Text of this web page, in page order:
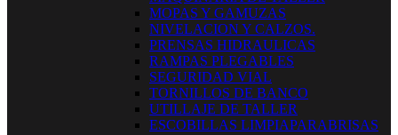
MOPAS Y GAMUZAS
NIVELACION Y CALZOS.
PRENSAS HIDRAULICAS
RAMPAS PLEGABLES
SEGURIDAD VIAL
TORNILLOS DE BANCO
UTILLAJE DE TALLER
ESCOBILLAS LIMPIAPARABRISAS